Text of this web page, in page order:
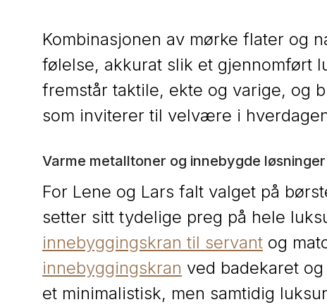
Kombinasjonen av mørke flater og
følelse, akkurat slik et gjennomført
fremstår taktile, ekte og varige, og
som inviterer til velvære i
Varme metalltoner og innebygde løsninger
For Lene og Lars falt valget på
setter sitt tydelige preg på hele
innebyggingskran til servant og
innebyggingskran ved badekaret og
et minimalistisk, men samtidig